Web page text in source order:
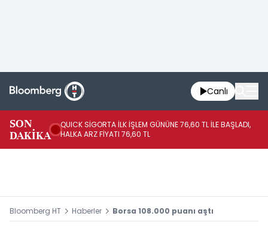
Canlı
SON
DAKİKA
QUICK SİGORTA İLK İŞLEM GÜNÜNE 76,60 TL İLE BAŞLADI,
HALKA ARZ FİYATI 76,60 TL
Bloomberg HT Haberler Borsa 108.000 puanı aştı